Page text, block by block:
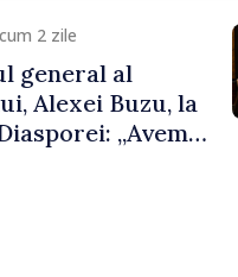
european
Moldova.
2 zile
general al
Alexei Buzu, la
„Avem